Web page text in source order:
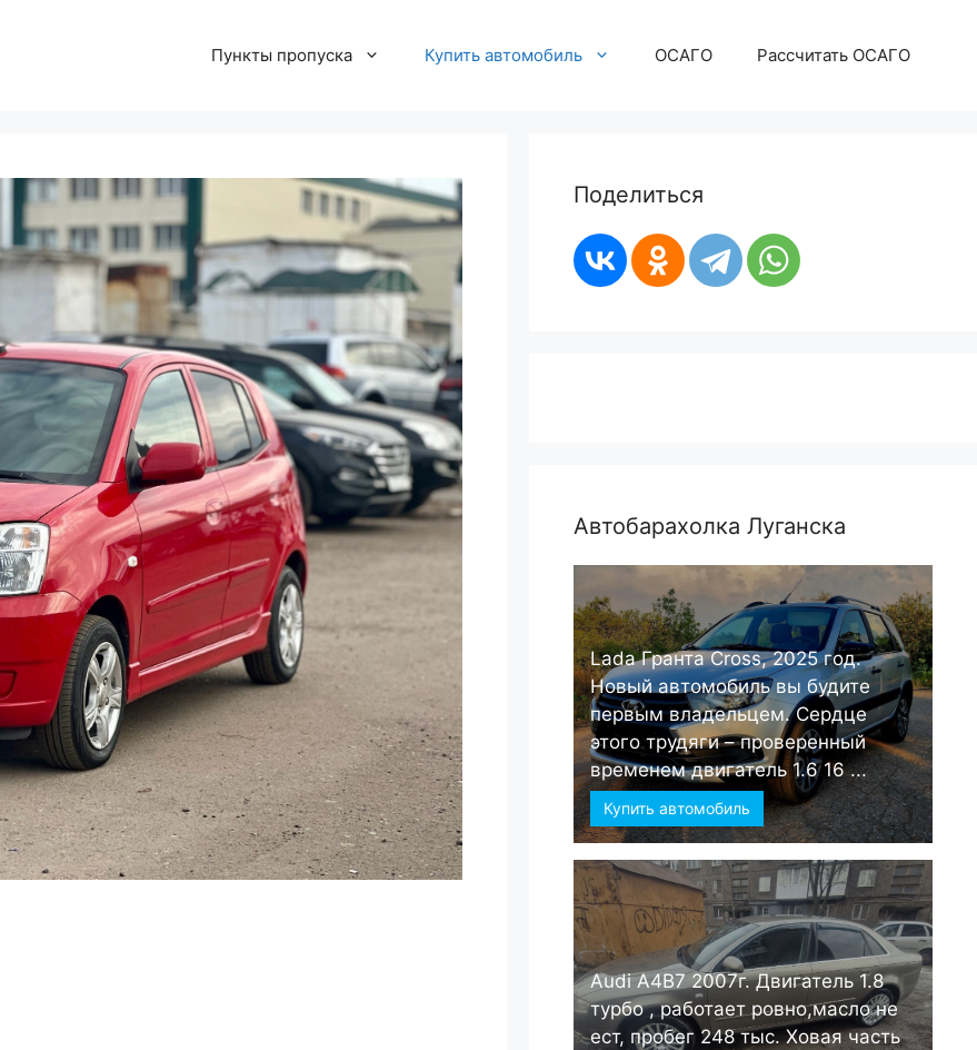
Пункты пропуска Купить автомобиль ОСАГО Рассчитать ОСАГО
Поделиться
Автобарахолка Луганска
Lada Гранта Cross, 2025 год.
Новый автомобиль вы будите
первым владельцем. Сердце
этого трудяги – проверенный
временем двигатель 1.6 16 ...
Купить автомобиль
Audi А4B7 2007г. Двигатель 1.8
турбо , работает ровно,масло не
ест, пробег 248 тыс. Ховая часть